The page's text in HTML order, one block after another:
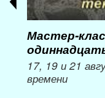
Мастер-
17, 19 и 21
времени